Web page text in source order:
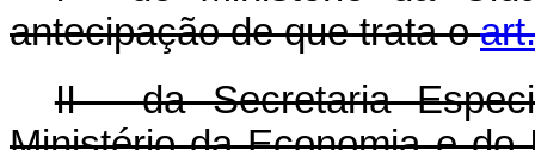
antecipação de que trata o
II - da Secretaria